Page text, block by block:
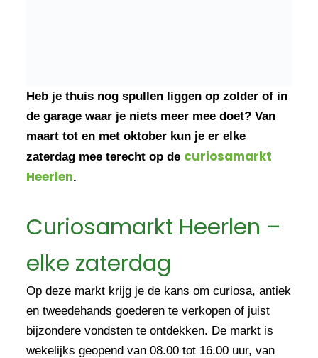
Heb je thuis nog spullen liggen op zolder of in
de garage waar je niets meer mee doet? Van
maart tot en met oktober kun je er elke
zaterdag mee terecht op de curiosamarkt
Heerlen.
Curiosamarkt Heerlen –
elke zaterdag
Op deze markt krijg je de kans om curiosa, antiek
en tweedehands goederen te verkopen of juist
bijzondere vondsten te ontdekken. De markt is
wekelijks geopend van 08.00 tot 16.00 uur, van